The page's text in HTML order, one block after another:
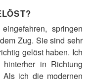
springen
Zug. Sie sind sehr
gelöst haben. Ich
in Richtung
ich die modernen